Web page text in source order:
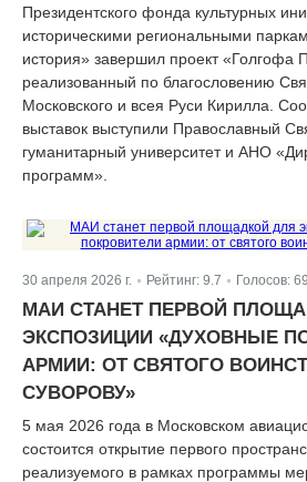
Президентского фонда культурных
историческими региональными
история» завершил проект «Голгофа
реализованный по благословению
Московского и всея Руси Кирилла.
выставок выступили Православный
гуманитарный университет и АНО
программ».
30 апреля 2026 г. | Рейтинг: 9.7 Голосов: 69
МАИ СТАНЕТ ПЕРВОЙ
ЭКСПОЗИЦИИ «ДУХОВНЫЕ
АРМИИ: ОТ СВЯТОГО
СУВОРОВУ»
5 мая 2026 года в Московском
состоится открытие первого
реализуемого в рамках программы